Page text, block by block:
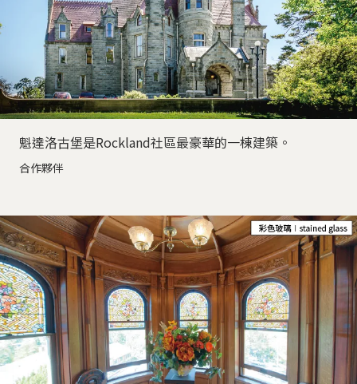
魁達洛古堡是Rockland社區最豪華的一棟建築。
合作夥伴